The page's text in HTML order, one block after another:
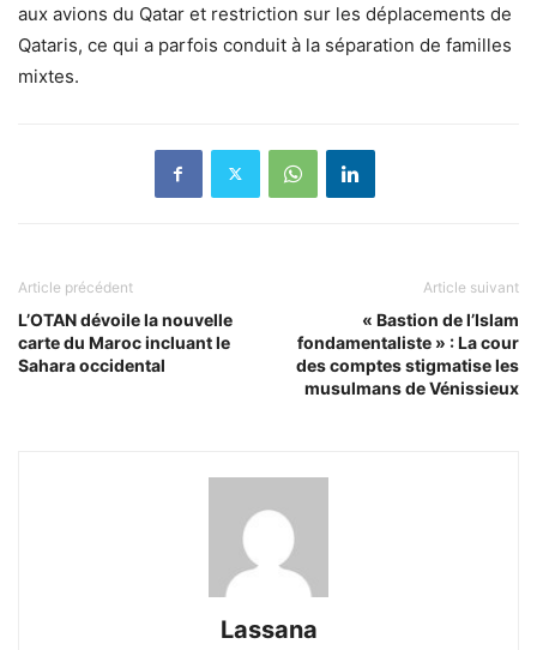
aux avions du Qatar et restriction sur les déplacements de
Qataris, ce qui a parfois conduit à la séparation de familles
mixtes.
Article précédent
L’OTAN dévoile la nouvelle
carte du Maroc incluant le
Sahara occidental
Article suivant
« Bastion de l’Islam
fondamentaliste » : La cour
des comptes stigmatise les
musulmans de Vénissieux
Lassana